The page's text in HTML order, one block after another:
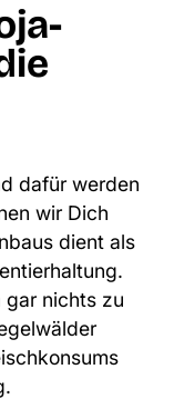
dafür werden
wir Dich
dient als
gar nichts zu